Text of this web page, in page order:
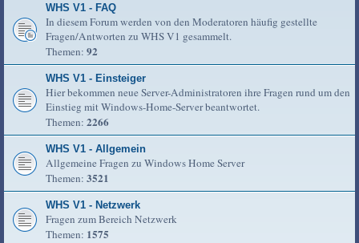
WHS V1 - FAQ
In diesem Forum werden von den Moderatoren häufig gestellte
Fragen/Antworten zu WHS V1 gesammelt.
Themen: 92
WHS V1 - Einsteiger
Hier bekommen neue Server-Administratoren ihre Fragen rund um den
Einstieg mit Windows-Home-Server beantwortet.
Themen: 2266
WHS V1 - Allgemein
Allgemeine Fragen zu Windows Home Server
Themen: 3521
WHS V1 - Netzwerk
Fragen zum Bereich Netzwerk
Themen: 1575